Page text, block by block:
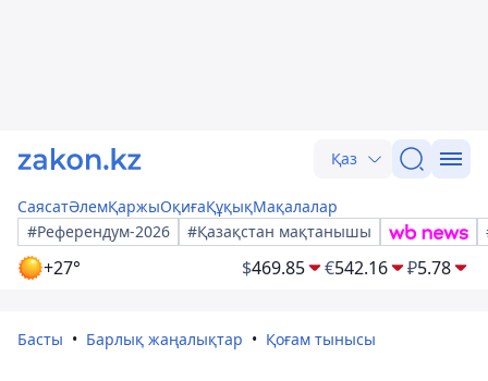
Қаз
СаясатӘлемҚаржыОқиғаҚұқықМақалалар
#Референдум-2026
#Қазақстан мақтанышы
+27° $469.85 €542.16 ₽5.78
Басты Барлық жаңалықтар Қоғам тынысы